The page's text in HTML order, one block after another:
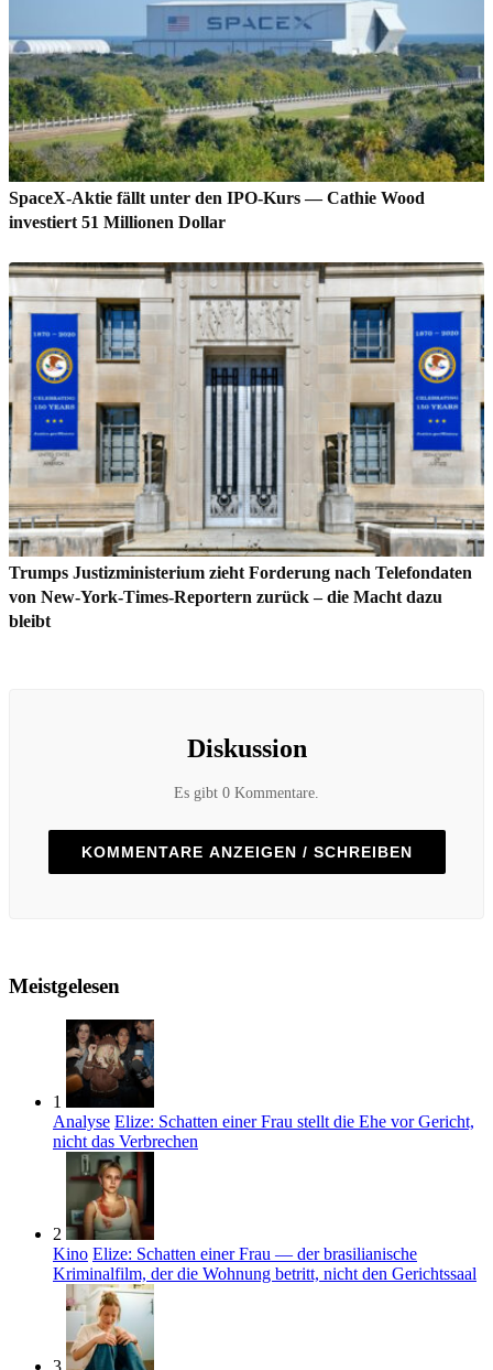
SpaceX-Aktie fällt unter den IPO-Kurs — Cathie Wood
investiert 51 Millionen Dollar
Trumps Justizministerium zieht Forderung nach Telefondaten
von New-York-Times-Reportern zurück – die Macht dazu
bleibt
Diskussion
Es gibt 0 Kommentare.
KOMMENTARE ANZEIGEN / SCHREIBEN
Meistgelesen
1
Analyse Elize: Schatten einer Frau stellt die Ehe vor Gericht,
nicht das Verbrechen
2
Kino Elize: Schatten einer Frau — der brasilianische
Kriminalfilm, der die Wohnung betritt, nicht den Gerichtssaal